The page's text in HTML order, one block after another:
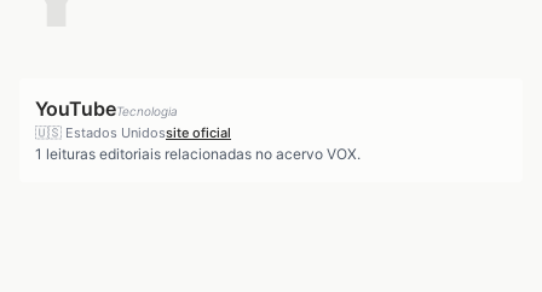
YouTubeTecnologia
🇺🇸 Estados Unidossite oficial
1 leituras editoriais relacionadas no acervo VOX.